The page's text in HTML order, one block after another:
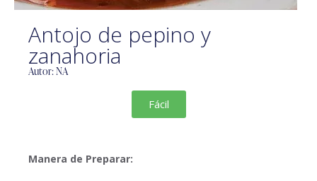
Antojo de pepino y
zanahoria
Autor: NA
Fácil
Manera de Preparar: